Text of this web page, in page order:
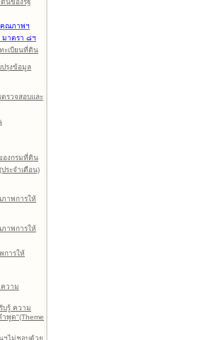
นของรัฐ
คุณภาพฯ
มาตรา ๘ฯ
ะเบียนที่ดิน
ปรุงข้อมูล
รวจสอบและ
องกรมที่ดิน
ระจำเดือน)
าพการให้
าพการให้
การให้
ความ
บรู้ ความ
พูด"(Theme